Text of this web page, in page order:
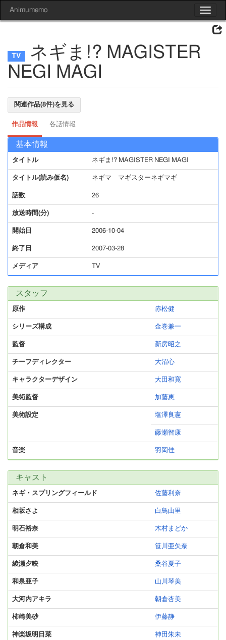
Toggle
Animumemo
ネギま!? MAGISTER
NEGI MAGI
関連作品(8件)を見る
作品情報 各話情報
基本情報
タイトル ネギま!? MAGISTER NEGI MAGI
タイトル(読み仮名) ネギマ マギスターネギマギ
話数 26
放送時間(分) -
開始日 2006-10-04
終了日 2007-03-28
メディア TV
スタッフ
原作 赤松健
シリーズ構成 金巻兼一
監督 新房昭之
チーフディレクター 大沼心
キャラクターデザイン 大田和寛
美術監督 加藤恵
美術設定 塩澤良憲
藤瀬智康
音楽 羽岡佳
キャスト
ネギ・スプリングフィールド 佐藤利奈
相坂さよ 白鳥由里
明石裕奈 木村まどか
朝倉和美 笹川亜矢奈
綾瀬夕映 桑谷夏子
和泉亜子 山川琴美
大河内アキラ 朝倉杏美
柿崎美砂 伊藤静
神楽坂明日菜 神田朱未